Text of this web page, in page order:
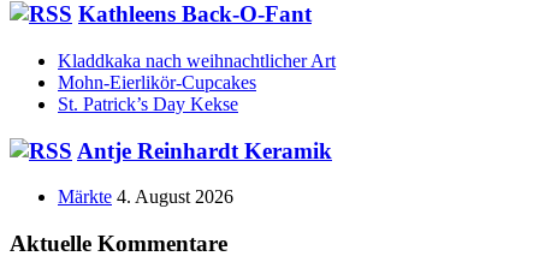
Kathleens Back-O-Fant
Kladdkaka nach weihnachtlicher Art
Mohn-Eierlikör-Cupcakes
St. Patrick’s Day Kekse
Antje Reinhardt Keramik
Märkte 4. August 2026
Aktuelle Kommentare